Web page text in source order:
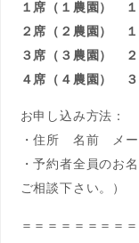
１席（１農園）
２席（２農園）
３席（３農園）
４席（４農園）
お申し込み方法：
・住所 名前 メ
・予約者全員のお
ご相談下さい。）
＝＝＝＝＝＝＝＝